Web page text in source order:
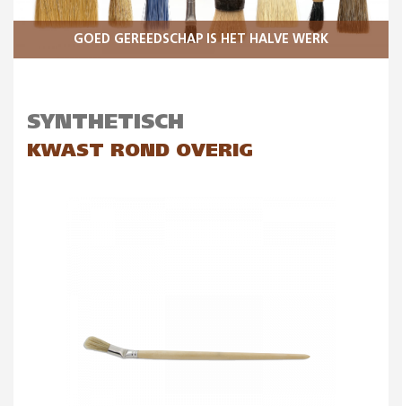
GOED GEREEDSCHAP IS HET HALVE WERK
SYNTHETISCH
KWAST ROND OVERIG